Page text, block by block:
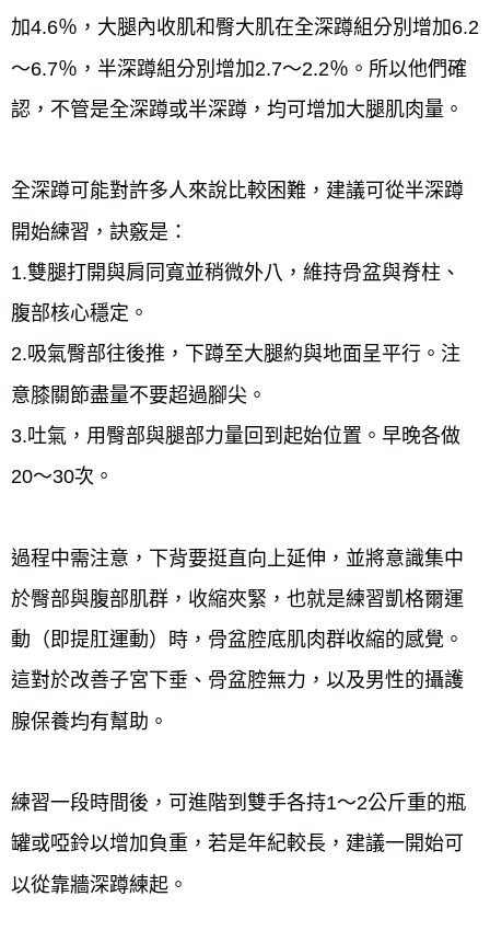
加4.6％，大腿內收肌和臀大肌在全深蹲組分別增加6.2
～6.7％，半深蹲組分別增加2.7～2.2％。所以他們確
認，不管是全深蹲或半深蹲，均可增加大腿肌肉量。
全深蹲可能對許多人來說比較困難，建議可從半深蹲
開始練習，訣竅是：
1.雙腿打開與肩同寬並稍微外八，維持骨盆與脊柱、
腹部核心穩定。
2.吸氣臀部往後推，下蹲至大腿約與地面呈平行。注
意膝關節盡量不要超過腳尖。
3.吐氣，用臀部與腿部力量回到起始位置。早晚各做
20～30次。
過程中需注意，下背要挺直向上延伸，並將意識集中
於臀部與腹部肌群，收縮夾緊，也就是練習凱格爾運
動（即提肛運動）時，骨盆腔底肌肉群收縮的感覺。
這對於改善子宮下垂、骨盆腔無力，以及男性的攝護
腺保養均有幫助。
練習一段時間後，可進階到雙手各持1～2公斤重的瓶
罐或啞鈴以增加負重，若是年紀較長，建議一開始可
以從靠牆深蹲練起。